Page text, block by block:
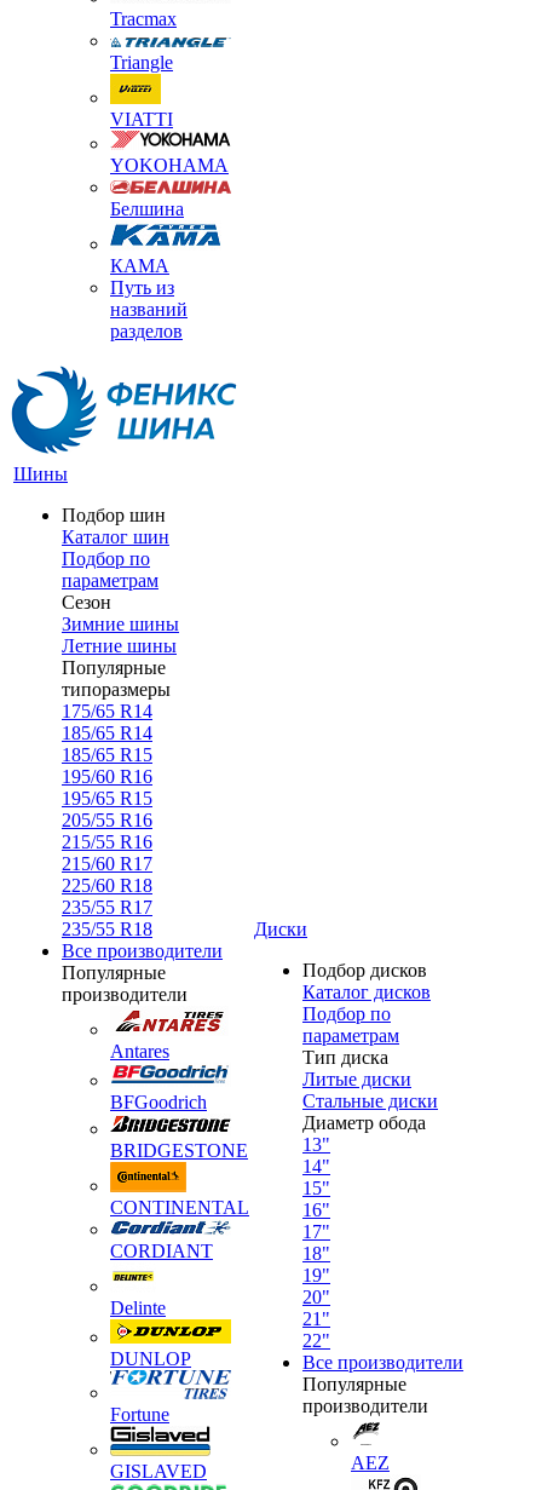
Tracmax
Triangle
VIATTI
YOKOHAMA
Белшина
КАМА
Путь из
названий
разделов
Шины
Подбор шин
Каталог шин
Подбор по
параметрам
Сезон
Зимние шины
Летние шины
Популярные
типоразмеры
175/65 R14
185/65 R14
185/65 R15
195/60 R16
195/65 R15
205/55 R16
215/55 R16
215/60 R17
225/60 R18
235/55 R17
235/55 R18
Все производители
Популярные
производители
Antares
BFGoodrich
BRIDGESTONE
CONTINENTAL
CORDIANT
Delinte
DUNLOP
Fortune
GISLAVED
Диски
Подбор дисков
Каталог дисков
Подбор по
параметрам
Тип диска
Литые диски
Стальные диски
Диаметр обода
13"
14"
15"
16"
17"
18"
19"
20"
21"
22"
Все производители
Популярные
производители
AEZ